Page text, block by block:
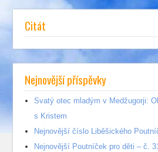
Citát
Nejnovější příspěvky
Svatý otec mladým v Medžugorji:
s Kristem
Nejnovější číslo Liběšického
Nejnovější Poutníček pro děti – č.